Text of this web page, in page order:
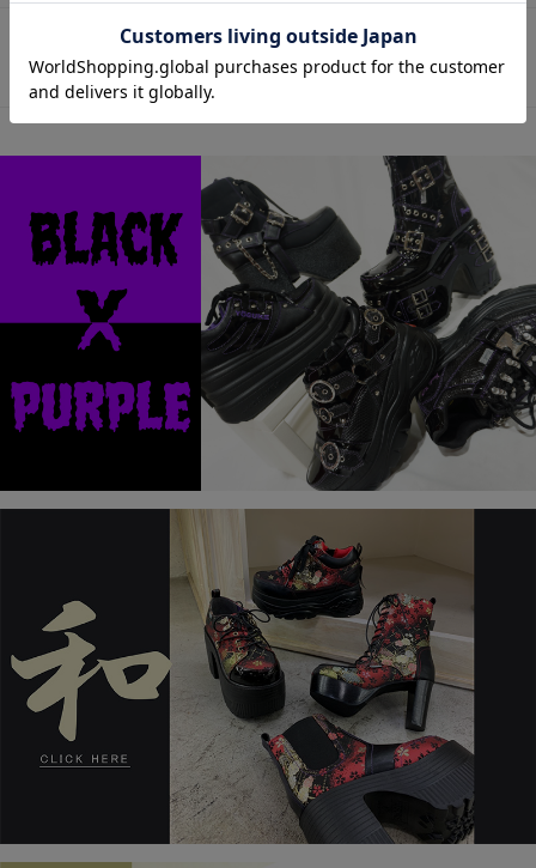
この商品に関するお問い合わせ